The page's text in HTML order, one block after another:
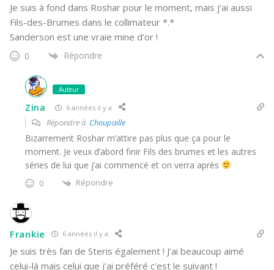
Je suis à fond dans Roshar pour le moment, mais j’ai aussi
Fils-des-Brumes dans le collimateur *.*
Sanderson est une vraie mine d’or !
0 Répondre
Auteur
Zina 6 années il y a
Répondre à Choupaille
Bizarrement Roshar m’attire pas plus que ça pour le
moment. Je veux d’abord finir Fils des brumes et les autres
séries de lui que j’ai commencé et on verra après
0 Répondre
Frankie 6 années il y a
Je suis très fan de Steris également ! J’ai beaucoup aimé
celui-là mais celui que j’ai préféré c’est le suivant !